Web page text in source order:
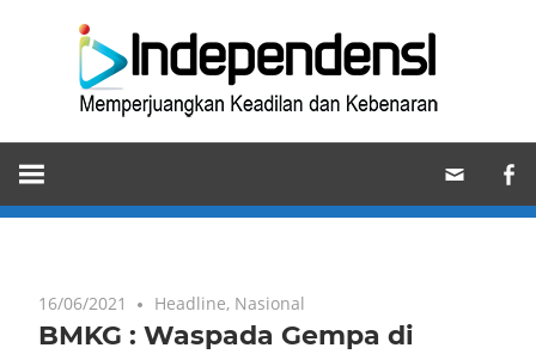
Memperjuangkan
Keadilan
dan
16/06/2021 Headline, Nasional
BMKG : Waspada Gempa di